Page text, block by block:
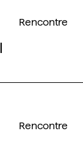
Rencontre
Rencontre